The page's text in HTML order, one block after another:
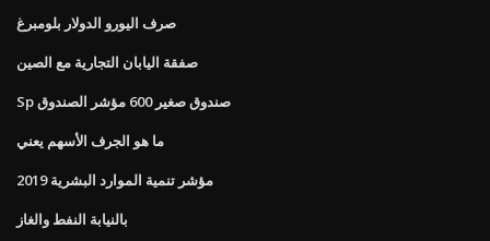
صرف اليورو الدولار بلومبرغ
صفقة اليابان التجارية مع الصين
Sp صندوق صغير 600 مؤشر الصندوق
ما هو الجرف الأسهم يعني
مؤشر تنمية الموارد البشرية 2019
بالنيابة النفط والغاز